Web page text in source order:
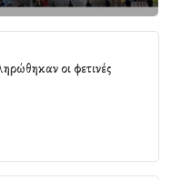
οι φετινές